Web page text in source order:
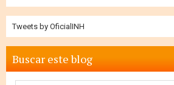
Tweets by OficialINH
Buscar este blog